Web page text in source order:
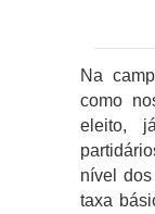
Na
como
eleito,
nível
taxa